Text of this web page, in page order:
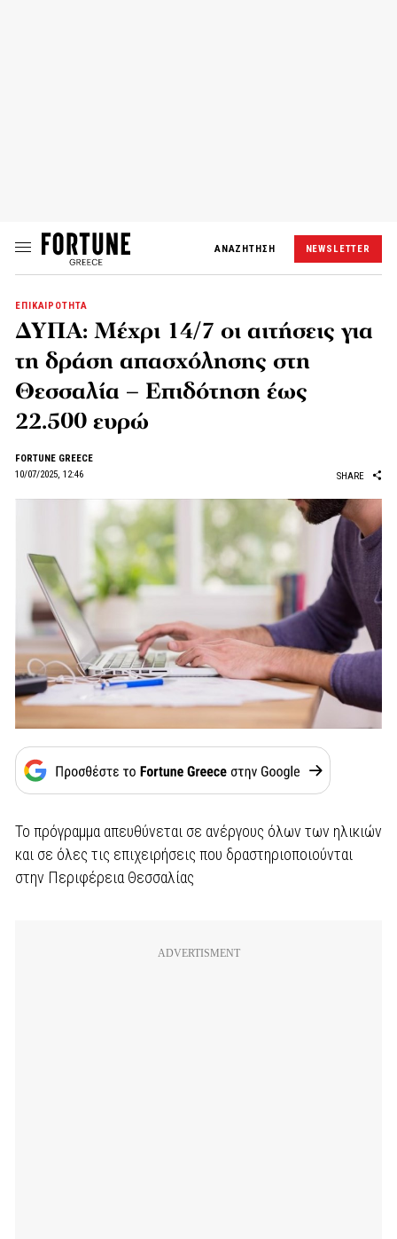
ΑΝΑΖΗΤΗΣΗ NEWSLETTER
ΕΠΙΚΑΙΡΟΤΗΤΑ
ΔΥΠΑ: Μέχρι 14/7 οι αιτήσεις για
τη δράση απασχόλησης στη
Θεσσαλία – Επιδότηση έως
22.500 ευρώ
FORTUNE GREECE
10/07/2025, 12:46
SHARE
Το πρόγραμμα απευθύνεται σε ανέργους όλων των ηλικιών
και σε όλες τις επιχειρήσεις που δραστηριοποιούνται
στην Περιφέρεια Θεσσαλίας